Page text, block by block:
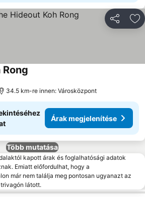
34.5 km-re innen: Városközpont
Árak megjelenítése
Több mutatása
kapott árak és foglalhatósági adatok
Emiatt előfordulhat, hogy a
már nem találja meg pontosan ugyanazt az
látott.